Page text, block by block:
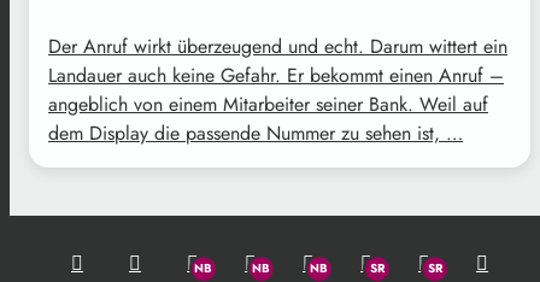
Der Anruf wirkt überzeugend und echt. Darum wittert ein
Landauer auch keine Gefahr. Er bekommt einen Anruf –
angeblich von einem Mitarbeiter seiner Bank. Weil auf
dem Display die passende Nummer zu sehen ist, …